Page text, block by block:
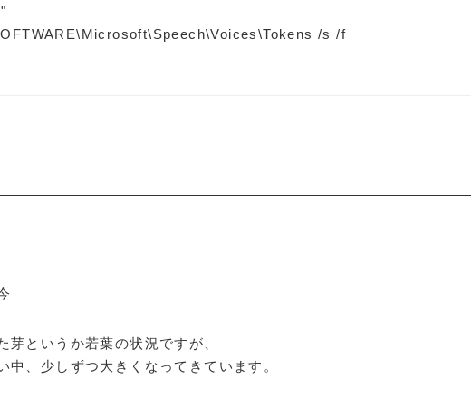
/s /f
芽というか若葉の状況ですが、
中、少しずつ大きくなってきています。